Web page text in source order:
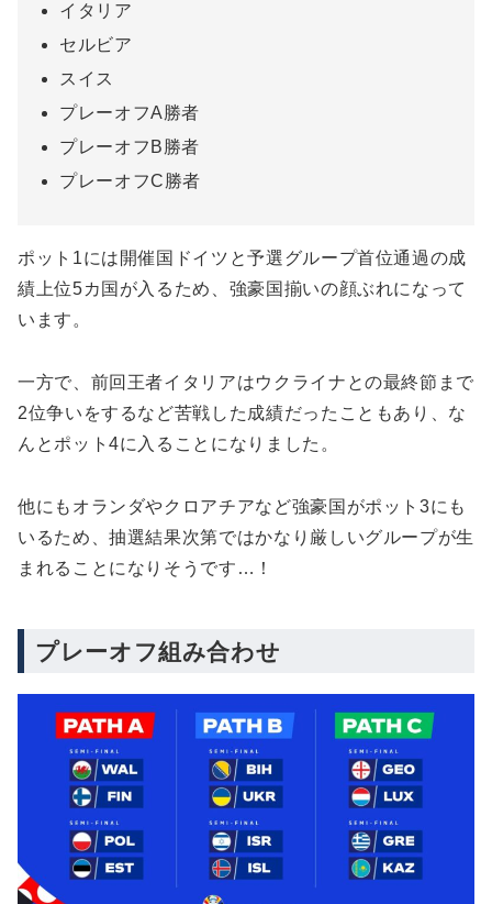
イタリア
セルビア
スイス
プレーオフA勝者
プレーオフB勝者
プレーオフC勝者
ポット1には開催国ドイツと予選グループ首位通過の成
績上位5カ国が入るため、強豪国揃いの顔ぶれになって
います。
一方で、前回王者イタリアはウクライナとの最終節まで
2位争いをするなど苦戦した成績だったこともあり、な
んとポット4に入ることになりました。
他にもオランダやクロアチアなど強豪国がポット3にも
いるため、抽選結果次第ではかなり厳しいグループが生
まれることになりそうです…！
プレーオフ組み合わせ